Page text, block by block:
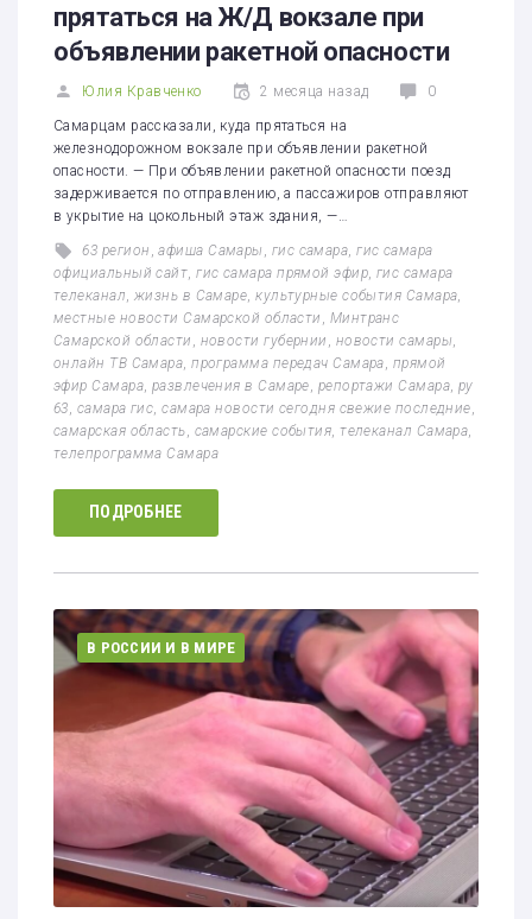
прятаться на Ж/Д вокзале при
объявлении ракетной опасности
Юлия Кравченко 2 месяца назад 0
Самарцам рассказали, куда прятаться на
железнодорожном вокзале при объявлении ракетной
опасности. — При объявлении ракетной опасности поезд
задерживается по отправлению, а пассажиров отправляют
в укрытие на цокольный этаж здания, —…
63 регион ,афиша Самары гис самара ,гис самара
официальный сайт ,гис самара прямой эфир гис самара
телеканал
жизнь в Самаре ,культурные события Самара
местные новости Самарской области
Минтранс
Самарской области
новости губернии новости самары
онлайн ТВ Самара ,программа передач Самара прямой
эфир Самара, развлечения в Самаре репортажи Самара, ру
63 самара гис ,самара новости сегодня свежие последние
самарская область самарские события ,телеканал Самара
телепрограмма Самара
ПОДРОБНЕЕ
В РОССИИ И В МИРЕ